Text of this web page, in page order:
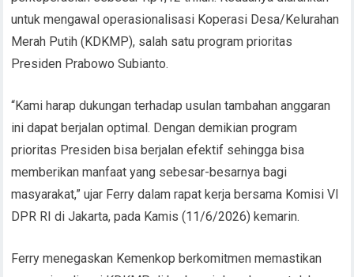
untuk mengawal operasionalisasi Koperasi Desa/Kelurahan
Merah Putih (KDKMP), salah satu program prioritas
Presiden Prabowo Subianto.
“Kami harap dukungan terhadap usulan tambahan anggaran
ini dapat berjalan optimal. Dengan demikian program
prioritas Presiden bisa berjalan efektif sehingga bisa
memberikan manfaat yang sebesar-besarnya bagi
masyarakat,” ujar Ferry dalam rapat kerja bersama Komisi VI
DPR RI di Jakarta, pada Kamis (11/6/2026) kemarin.
Ferry menegaskan Kemenkop berkomitmen memastikan